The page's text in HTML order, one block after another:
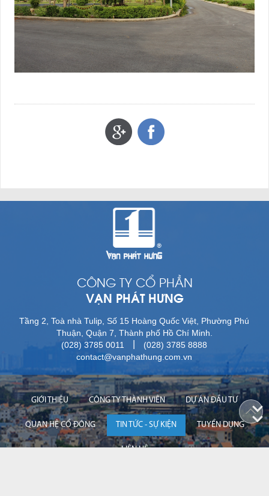
CÔNG TY CỔ PHẦN
VẠN PHÁT HƯNG
Tầng 2, Toà nhà Tulip, Số 15 Hoàng Quốc Việt, Phường Phú
Thuận, Quận 7, Thành phố Hồ Chí Minh.
(028) 3785 0011
(028) 3785 8888
contact@vanphathung.com.vn
GIỚI THIỆU CÔNG TY THÀNH VIÊN DỰ ÁN ĐẦU TƯ
QUAN HỆ CỔ ĐÔNG TIN TỨC - SỰ KIỆN TUYỂN DỤNG
LIÊN HỆ